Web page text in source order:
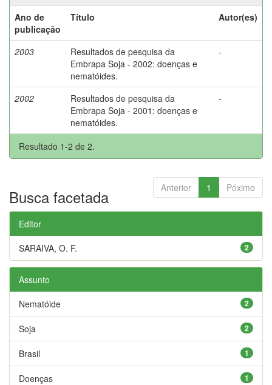
Ano de
publicação
Título Autor(es)
2003
Resultados de pesquisa da
Embrapa Soja - 2002: doenças e
nematóides.
-
2002
Resultados de pesquisa da
Embrapa Soja - 2001: doenças e
nematóides.
-
Resultado 1-2 de 2.
Anterior 1 Póximo
Busca facetada
Editor
2
SARAIVA, O. F.
Assunto
2
Nematóide
2
Soja
1
Brasil
1
Doenças